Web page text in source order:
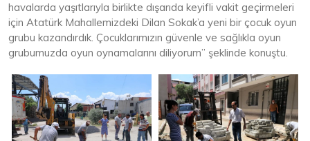
havalarda yaşıtlarıyla birlikte dışarıda keyifli vakit geçirmeleri
için Atatürk Mahallemizdeki Dilan Sokak’a yeni bir çocuk oyun
grubu kazandırdık. Çocuklarımızın güvenle ve sağlıkla oyun
grubumuzda oyun oynamalarını diliyorum” şeklinde konuştu.